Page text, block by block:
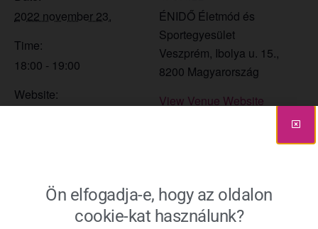
2022 november 23.
Time:
18:00 - 19:00
Website:
ÉNIDŐ Életmód és
Sportegyesület
Veszprém, Ibolya u. 15.,
8200 Magyarország
View Venue Website
Ön elfogadja-e, hogy az oldalon
cookie-kat használunk?